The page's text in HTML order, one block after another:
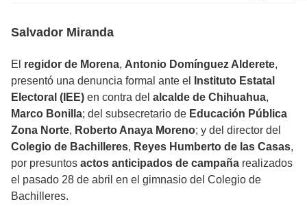
Salvador Miranda
El regidor de Morena, Antonio Domínguez Alderete,
presentó una denuncia formal ante el
Instituto Estatal
Electoral (IEE) en contra del alcalde de Chihuahua,
Marco Bonilla; del subsecretario de Educación Pública
Zona Norte, Roberto Anaya Moreno; y del director del
Colegio de Bachilleres, Reyes Humberto de las Casas,
por presuntos actos anticipados de campaña realizados
el pasado 28 de abril en el gimnasio del Colegio de
Bachilleres.